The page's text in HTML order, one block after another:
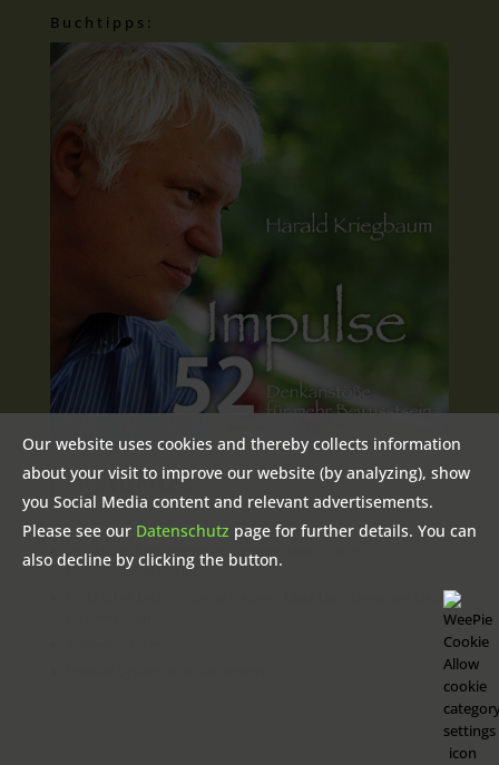
Buchtipps:
Aktuelles
Info Ausbildung Integralen Systemischen Coach /
Familienaufsteller(in)
Ich Möchte Dich So Gerne Lieben – Über Die Schwierige Liebe
Our website uses cookies and thereby collects information
about your visit to improve our website (by analyzing), show
you Social Media content and relevant advertisements.
Please see our Datenschutz page for further details. You can
also decline by clicking the button.